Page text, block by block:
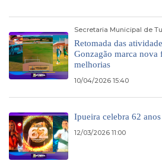
Secretaria Municipal de
Retomada das
Gonzagão marca nova
melhorias
10/04/2026 15:40
Ipueira celebra 62
12/03/2026 11:00